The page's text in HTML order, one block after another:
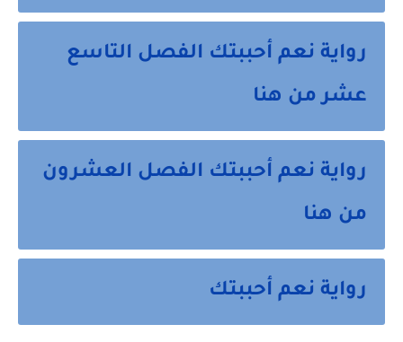
رواية نعم أحببتك الفصل التاسع
عشر من هنا
رواية نعم أحببتك الفصل العشرون
من هنا
رواية نعم أحببتك